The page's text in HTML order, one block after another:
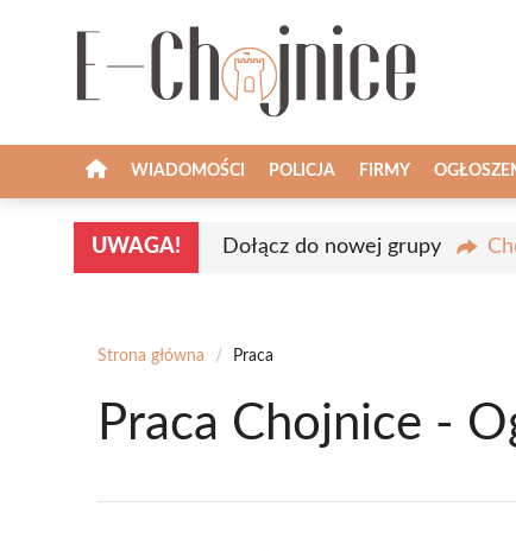
WIADOMOŚCI POLICJA FIRMY
UWAGA! Dołącz do nowej grupy
Strona główna / Praca
Praca Chojnice -